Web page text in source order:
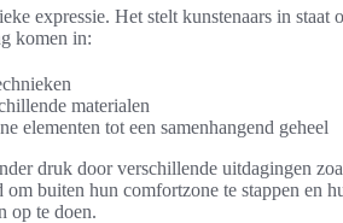
expressie. Het stelt kunstenaars in staat
komen in:
materialen
elementen tot een samenhangend geheel
druk door verschillende uitdagingen
buiten hun comfortzone te stappen en
op te doen.